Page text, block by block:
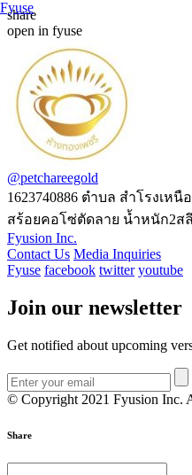
Fyuse
share
open in fyuse
@petchareegold
1623740886 ตำบล สำโรงเหนื
สร้อยคอโซ่ตัดลาย น้ำหนัก2ส
Fyusion Inc.
Contact Us Media Inquiries
Fyuse facebook twitter youtube
Join our newsletter
Get notified about upcoming
© Copyright 2021 Fyusion Inc.
Share